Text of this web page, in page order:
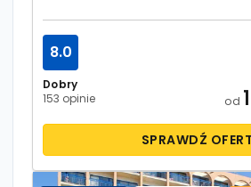
Dobry
153 opinie
8.0
od
SPRAWDŹ